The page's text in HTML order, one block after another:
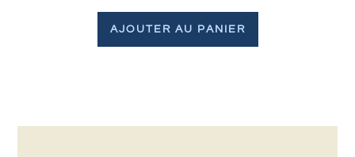
AJOUTER AU PANIER